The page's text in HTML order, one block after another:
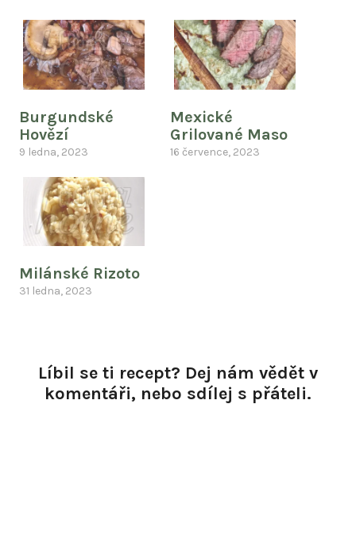
Burgundské
Hovězí
9 ledna, 2023
Mexické
Grilované Maso
16 července, 2023
Milánské Rizoto
31 ledna, 2023
Líbil se ti recept? Dej nám vědět v
komentáři, nebo sdílej s přáteli.